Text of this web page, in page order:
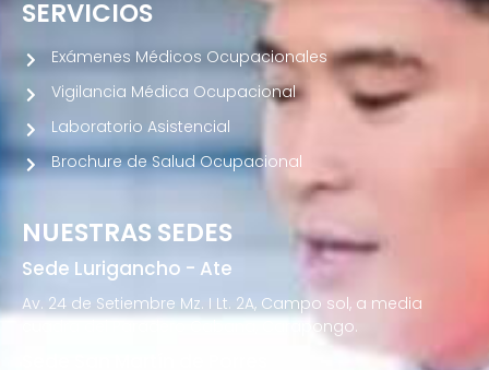
NUESTRAS SEDES
Sede Lurigancho - Ate
Av. 24 de Setiembre Mz. I Lt. 2A, Campo sol, a media
cuadra del Paradero Cabana, Carapongo.
SERVICIOS
Exámenes Médicos Ocupacionales
Vigilancia Médica Ocupacional
Laboratorio Asistencial
Brochure de Salud Ocupacional